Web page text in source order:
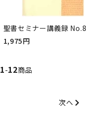
聖書セミナー講義録 No.8
1,975円
1-12商品
次へ